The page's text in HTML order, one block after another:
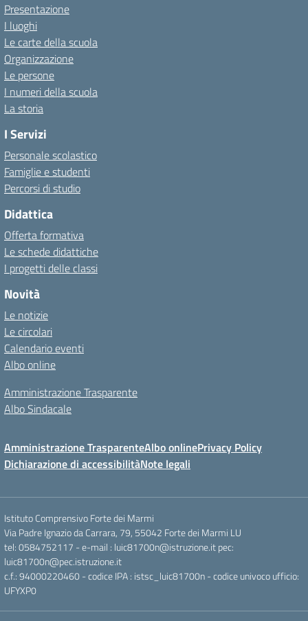
Presentazione
I luoghi
Le carte della scuola
Organizzazione
Le persone
I numeri della scuola
La storia
I Servizi
Personale scolastico
Famiglie e studenti
Percorsi di studio
Didattica
Offerta formativa
Le schede didattiche
I progetti delle classi
Novità
Le notizie
Le circolari
Calendario eventi
Albo online
Amministrazione Trasparente
Albo Sindacale
Amministrazione TrasparenteAlbo onlinePrivacy Policy
Dichiarazione di accessibilitàNote legali
Istituto Comprensivo Forte dei Marmi
Via Padre Ignazio da Carrara, 79, 55042 Forte dei Marmi LU
tel: 0584752117 - e-mail : luic81700n@istruzione.it pec:
luic81700n@pec.istruzione.it
c.f.: 94000220460 - codice IPA : istsc_luic81700n - codice univoco ufficio:
UFYXP0